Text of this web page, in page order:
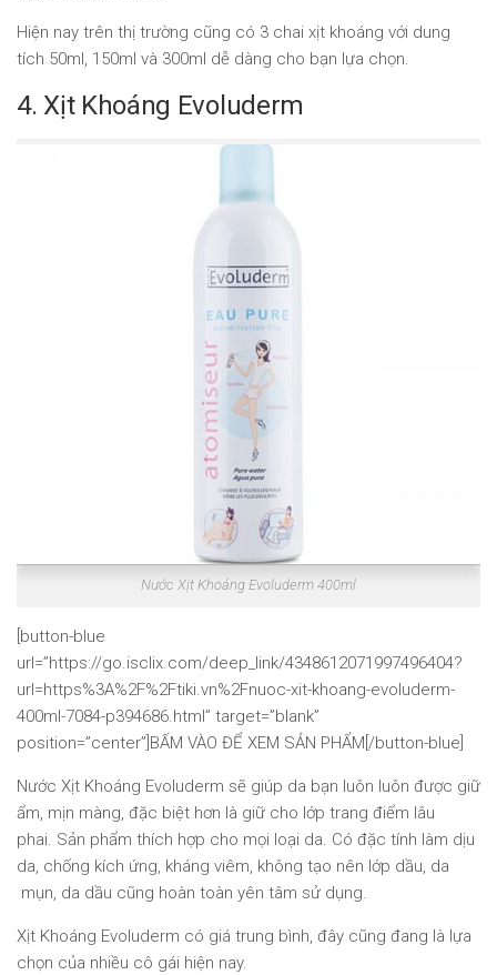
Hiện nay trên thị trường cũng có 3 chai xịt khoáng với dung
tích 50ml, 150ml và 300ml dễ dàng cho bạn lựa chọn.
4. Xịt Khoáng Evoluderm
Nước Xịt Khoáng Evoluderm 400ml
[button-blue
url=”https://go.isclix.com/deep_link/4348612071997496404?
url=https%3A%2F%2Ftiki.vn%2Fnuoc-xit-khoang-evoluderm-
400ml-7084-p394686.html” target=”blank”
position=”center”]BẤM VÀO ĐỂ XEM SẢN PHẨM[/button-blue]
Nước Xịt Khoáng Evoluderm sẽ giúp da bạn luôn luôn được giữ
ẩm, mịn màng, đặc biệt hơn là giữ cho lớp trang điểm lâu
phai. Sản phẩm thích hợp cho mọi loại da. Có đặc tính làm dịu
da, chống kích ứng, kháng viêm, không tạo nên lớp dầu, da
mụn, da dầu cũng hoàn toàn yên tâm sử dụng.
Xịt Khoáng Evoluderm có giá trung bình, đây cũng đang là lựa
chọn của nhiều cô gái hiện nay.